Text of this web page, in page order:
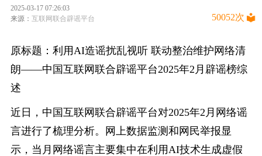
2025-03-17 07:26:03
来源： 互联网联合辟谣平台 50052次
原标题：利用AI造谣扰乱视听 联动整治维护网络清
朗——中国互联网联合辟谣平台2025年2月辟谣榜综
述
近日，中国互联网联合辟谣平台对2025年2月网络谣
言进行了梳理分析。网上数据监测和网民举报显
示，当月网络谣言主要集中在利用AI技术生成虚假